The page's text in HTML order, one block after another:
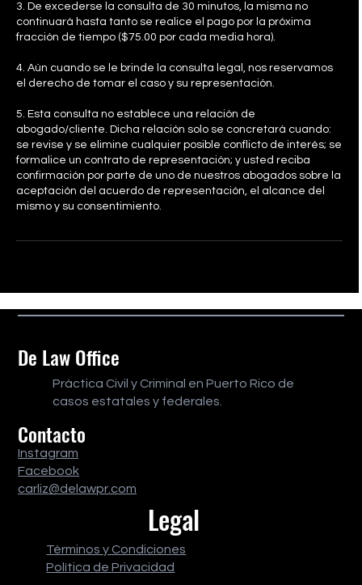
3. De excederse la consulta de 30 minutos, la misma no
continuará hasta tanto se realice el pago por la próxima
fracción de tiempo ($75.00 por cada media hora).
4. Aún cuando se le brinde la consulta legal, nos reservamos
el derecho de tomar el caso y su representación.
5. Esta consulta no establece una relación de
abogado/cliente. Dicha relación solo se concretará cuando:
se revise y se elimine cualquier posible conflicto de interés; se
formalice un contrato de representación; y usted reciba
confirmación por parte de uno de nuestros abogados sobre la
aceptación del acuerdo de representación, el alcance del
mismo y su consentimiento.
De Law Office
Práctica Civil y Criminal en Puerto Rico de
casos estatales y federales.
Contacto
Instagram
Facebook
carliz@delawpr.com
Legal
Términos y Condiciones
Política de Privacidad